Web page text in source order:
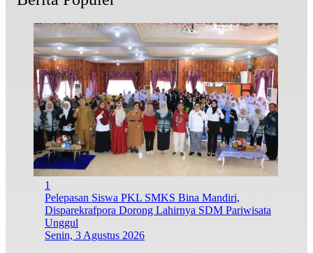
1
Pelepasan Siswa PKL SMKS Bina Mandiri,
Disparekrafpora Dorong Lahirnya SDM Pariwisata
Unggul
Senin, 3 Agustus 2026